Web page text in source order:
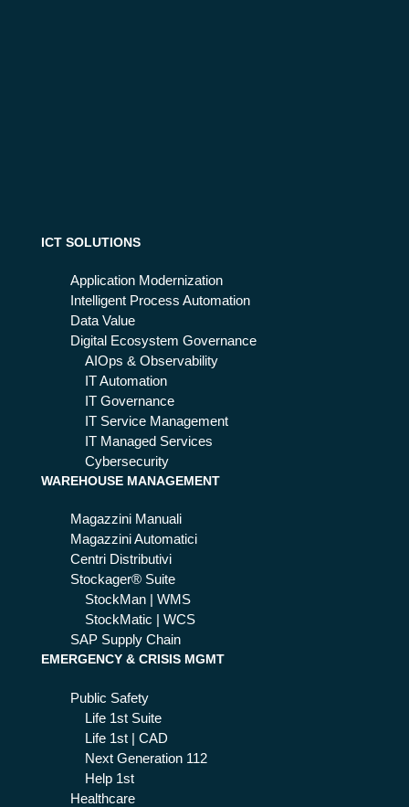
ICT SOLUTIONS
Application Modernization
Intelligent Process Automation
Data Value
Digital Ecosystem Governance
AIOps & Observability
IT Automation
IT Governance
IT Service Management
IT Managed Services
Cybersecurity
WAREHOUSE MANAGEMENT
Magazzini Manuali
Magazzini Automatici
Centri Distributivi
Stockager® Suite
StockMan | WMS
StockMatic | WCS
SAP Supply Chain
EMERGENCY & CRISIS MGMT
Public Safety
Life 1st Suite
Life 1st | CAD
Next Generation 112
Help 1st
Healthcare